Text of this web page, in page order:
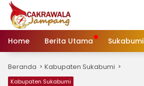
Langsung
konten
Home
Berita Utama Sukabumi
Beranda Kabupaten Sukabumi
Kabupaten Sukabumi